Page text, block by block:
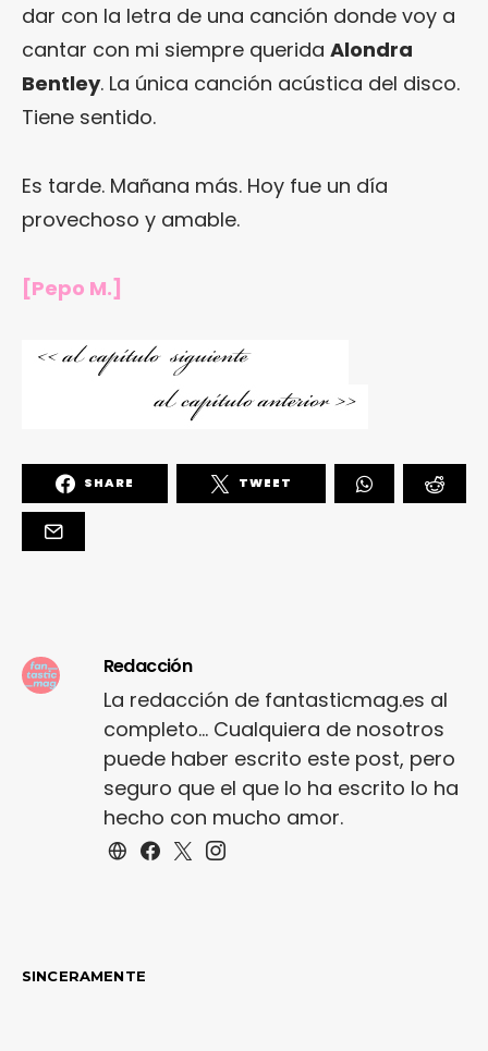
dar con la letra de una canción donde voy a
cantar con mi siempre querida Alondra
Bentley. La única canción acústica del disco.
Tiene sentido.
Es tarde. Mañana más. Hoy fue un día
provechoso y amable.
[Pepo M.]
SHARE TWEET
Redacción
La redacción de fantasticmag.es al
completo... Cualquiera de nosotros
puede haber escrito este post, pero
seguro que el que lo ha escrito lo ha
hecho con mucho amor.
SINCERAMENTE